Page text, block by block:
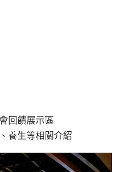
回饋展示區
養生等相關介紹